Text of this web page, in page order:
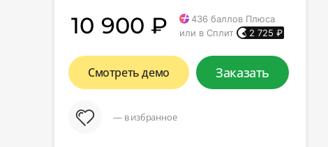
10 900 ₽ 436баллов Плюса
или в Сплит
2 725 ₽
Смотреть демо Заказать
— в избранное